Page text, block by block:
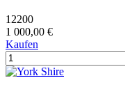
12200
1 000,00 €
Kaufen